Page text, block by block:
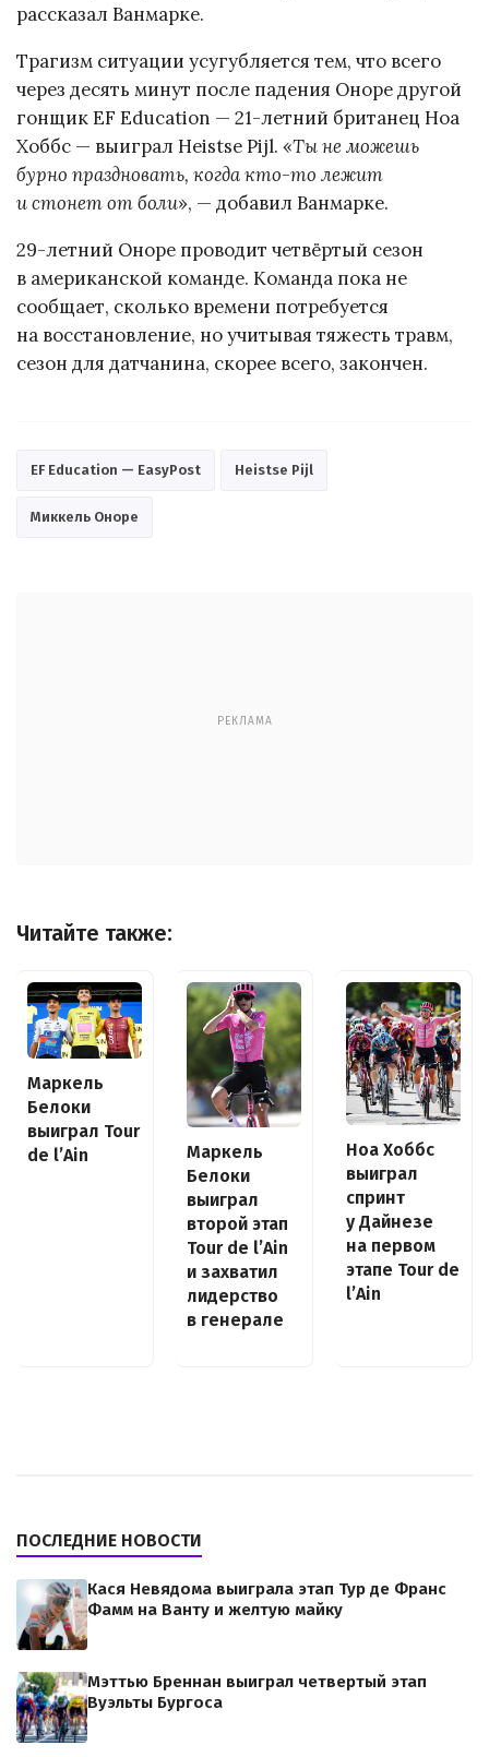
рассказал Ванмарке.
Трагизм ситуации усугубляется тем, что всего
через десять минут после падения Оноре другой
гонщик EF Education — 21-летний британец Ноа
Хоббс — выиграл Heistse Pijl. «Ты не можешь
бурно праздновать, когда кто-то лежит
и стонет от боли», — добавил Ванмарке.
29-летний Оноре проводит четвёртый сезон
в американской команде. Команда пока не
сообщает, сколько времени потребуется
на восстановление, но учитывая тяжесть травм,
сезон для датчанина, скорее всего, закончен.
EF Education — EasyPost Heistse Pijl
Миккель Оноре
РЕКЛАМА
Читайте также:
Маркель
Белоки
выиграл Tour
de l’Ain
Маркель
Белоки
выиграл
второй этап
Tour de l’Ain
и захватил
лидерство
в генерале
Ноа Хоббс
выиграл
спринт
у Дайнезе
на первом
этапе Tour de
l’Ain
ПОСЛЕДНИЕ НОВОСТИ
Кася Невядома выиграла этап Тур де Франс
Фамм на Ванту и желтую майку
Мэттью Бреннан выиграл четвертый этап
Вуэльты Бургоса